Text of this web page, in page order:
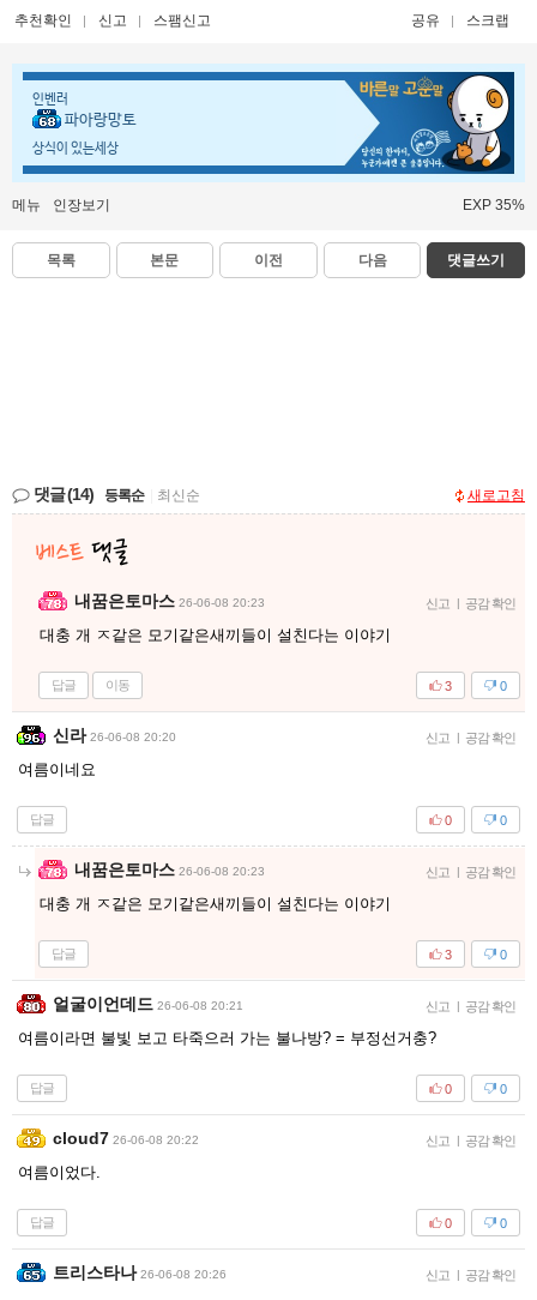
추천확인 신고 스팸신고 공유 스크랩
인벤러
파아랑망토
상식이 있는세상
메뉴 인장보기 EXP 35%
목록 본문 이전 다음 댓글쓰기
댓글(14) 등록순 최신순 새로고침
내꿈은토마스 26-06-08 20:23 신고 | 공감 확인
대충 개 ㅈ같은 모기같은새끼들이 설친다는 이야기
답글 이동 0
3
신라 26-06-08 20:20 신고 | 공감 확인
여름이네요
답글 0
0
내꿈은토마스 26-06-08 20:23 신고 | 공감 확인
대충 개 ㅈ같은 모기같은새끼들이 설친다는 이야기
답글 0
3
얼굴이언데드 26-06-08 20:21 신고 | 공감 확인
여름이라면 불빛 보고 타죽으러 가는 불나방? = 부정선거충?
답글 0
0
cloud7 26-06-08 20:22 신고 | 공감 확인
여름이었다.
답글 0
0
트리스타나 26-06-08 20:26 신고 | 공감 확인